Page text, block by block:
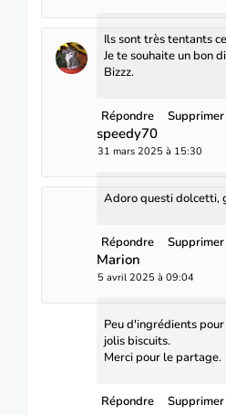
Ils sont très tentants
Je te souhaite un bon
Bizzz.
Répondre Supprimer
speedy70
31 mars 2025 à 15:30
Adoro questi dolcetti,
Répondre Supprimer
Marion
5 avril 2025 à 09:04
Peu d'ingrédients
jolis biscuits.
Merci pour le partage.
Répondre Supprimer